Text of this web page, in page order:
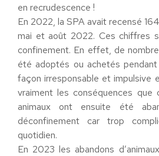
en recrudescence !
En 2022, la SPA avait recensé
mai et août 2022. Ces chiffres
confinement. En effet, de
été adoptés ou achetés
façon irresponsable et impulsive
vraiment les conséquences que
animaux ont ensuite été
déconfinement car trop
quotidien.
En 2023 les abandons